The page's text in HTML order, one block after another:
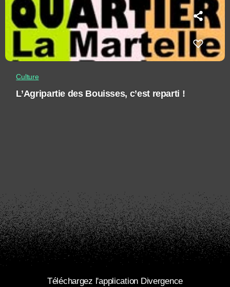
Culture
L’Agripartie des Bouisses, c’est reparti !
Téléchargez l'application Divergence